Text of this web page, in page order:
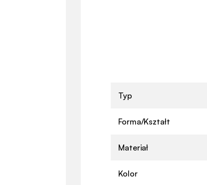
Typ
Forma/Kształt
Materiał
Kolor